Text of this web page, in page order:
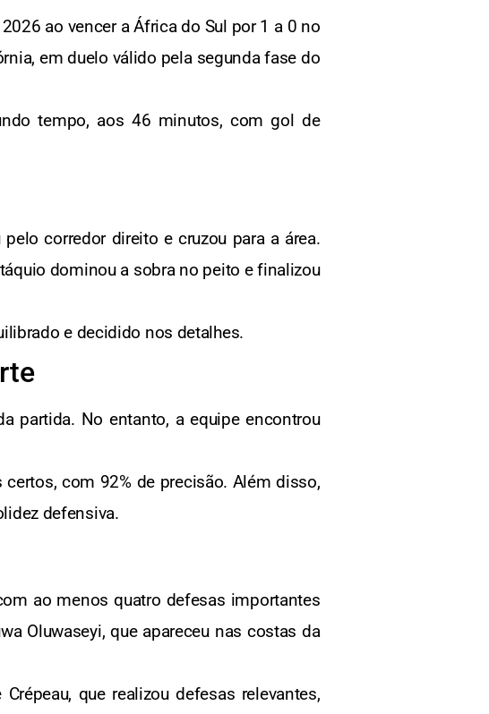
ao vencer a África do Sul por 1 a 0 no
em duelo válido pela segunda fase do
tempo, aos 46 minutos, com gol de
corredor direito e cruzou para a área.
dominou a sobra no peito e finalizou
e decidido nos detalhes.
partida. No entanto, a equipe encontrou
com 92% de precisão. Além disso,
defensiva.
ao menos quatro defesas importantes
Oluwaseyi, que apareceu nas costas da
que realizou defesas relevantes,